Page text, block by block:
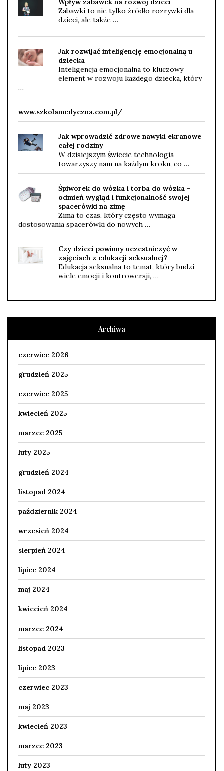
Zabawki to nie tylko źródło rozrywki dla
dzieci, ale także …
Jak rozwijać inteligencję emocjonalną u
dziecka
Inteligencja emocjonalna to kluczowy
element w rozwoju każdego dziecka, który
…
www.szkolamedyczna.com.pl/
Jak wprowadzić zdrowe nawyki ekranowe
całej rodziny
W dzisiejszym świecie technologia
towarzyszy nam na każdym kroku, co …
Śpiworek do wózka i torba do wózka –
odmień wygląd i funkcjonalność swojej
spacerówki na zimę
Zima to czas, który często wymaga
dostosowania spacerówki do nowych …
Czy dzieci powinny uczestniczyć w
zajęciach z edukacji seksualnej?
Edukacja seksualna to temat, który budzi
wiele emocji i kontrowersji, …
Archiwa
czerwiec 2026
grudzień 2025
czerwiec 2025
kwiecień 2025
marzec 2025
luty 2025
grudzień 2024
listopad 2024
październik 2024
wrzesień 2024
sierpień 2024
lipiec 2024
maj 2024
kwiecień 2024
marzec 2024
listopad 2023
lipiec 2023
czerwiec 2023
maj 2023
kwiecień 2023
marzec 2023
luty 2023